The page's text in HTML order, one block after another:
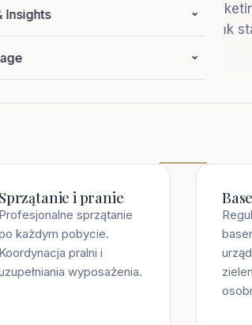
Insightszarządzania willami — od
uzależniona od wyników. Brak
Sprzątanie i pranie
Profesjonalne sprzątanie
każdym pobycie.
Koordynacja pralni i
wyposażenia.